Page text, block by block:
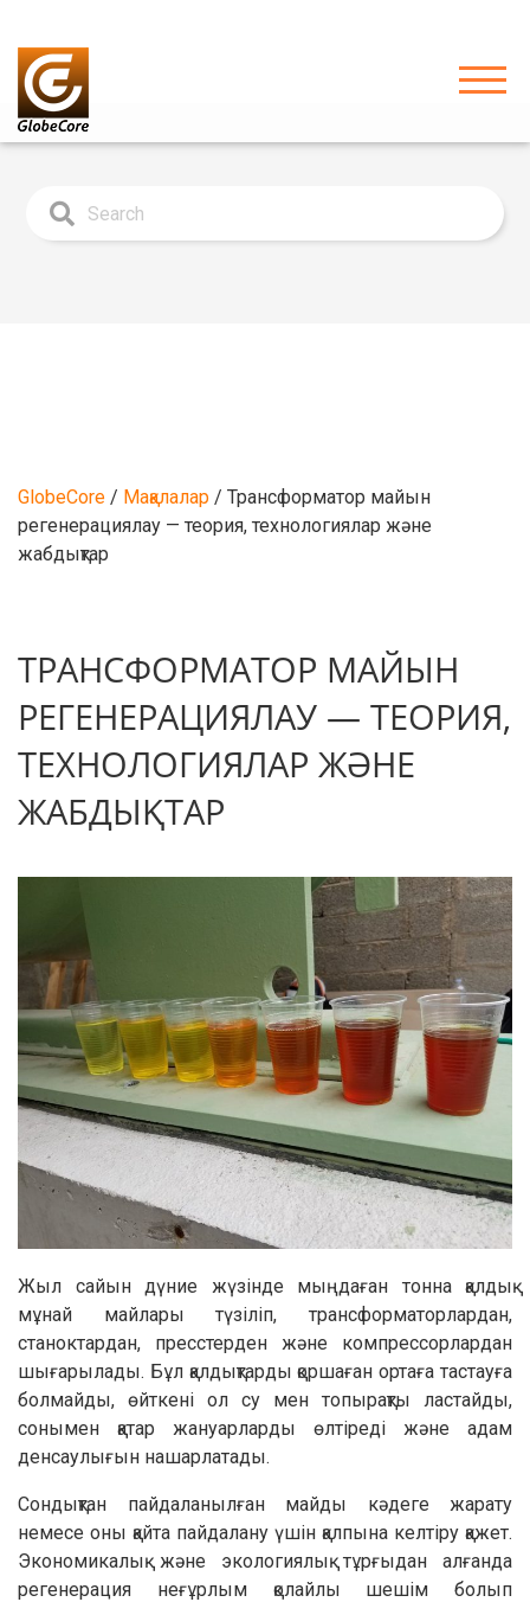
GlobeCore / Мақалалар / Трансформатор майын
регенерациялау — теория, технологиялар және
жабдықтар
ТРАНСФОРМАТОР МАЙЫН
РЕГЕНЕРАЦИЯЛАУ — ТЕОРИЯ,
ТЕХНОЛОГИЯЛАР ЖӘНЕ
ЖАБДЫҚТАР
Жыл сайын дүние жүзінде мыңдаған тонна қалдық
мұнай майлары түзіліп, трансформаторлардан,
станоктардан, пресстерден және компрессорлардан
шығарылады. Бұл қалдықтарды қоршаған ортаға тастауға
болмайды, өйткені ол су мен топырақты ластайды,
сонымен қатар жануарларды өлтіреді және адам
денсаулығын нашарлатады.
Сондықтан пайдаланылған майды кәдеге жарату
немесе оны қайта пайдалану үшін қалпына келтіру қажет.
Экономикалық және экологиялық тұрғыдан алғанда
регенерация неғұрлым қолайлы шешім болып